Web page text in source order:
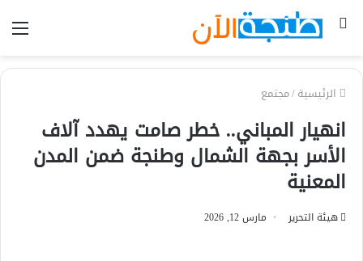
بحث
الرئيسية/مجتمع
انهيار المباني.. خطر صامت يهدد آلاف
الأسر بجهة الشمال وطنجة ضمن المدن
المعنية
هيئة التحرير مارس 12, 2026